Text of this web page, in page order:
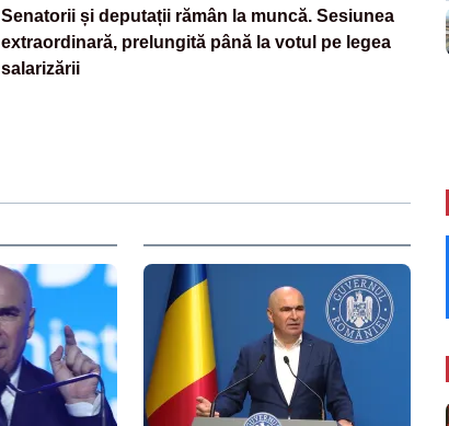
Senatorii și deputații rămân la muncă. Sesiunea
extraordinară, prelungită până la votul pe legea
salarizării